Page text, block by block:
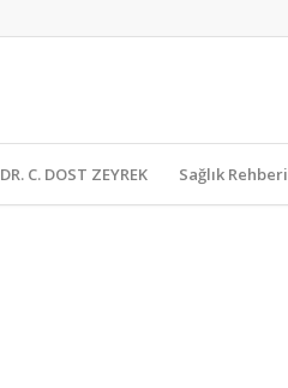
DR. C. DOST ZEYREK Sağlık Rehberi